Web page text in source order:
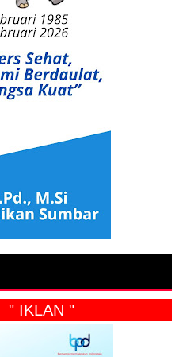
" IKLAN "